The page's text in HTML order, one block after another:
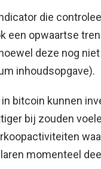
die
een opwaartse
deze nog
inhoudsopgave).
bitcoin kunnen
bij zouden
momenteel